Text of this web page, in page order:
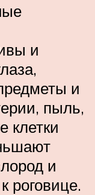
и
и
пыль,
клетки
и
роговице.